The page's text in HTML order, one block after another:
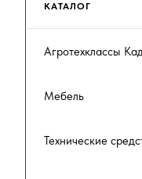
КАТАЛОГ
Агротехклассы
Мебель
Технические